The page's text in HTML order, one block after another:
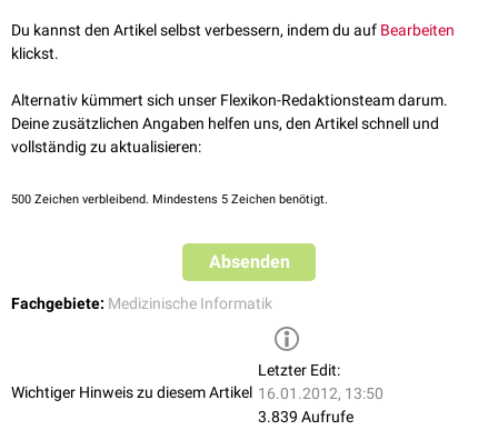
Du kannst den Artikel selbst verbessern, indem du auf Bearbeiten
klickst.
Alternativ kümmert sich unser Flexikon-Redaktionsteam darum.
Deine zusätzlichen Angaben helfen uns, den Artikel schnell und
vollständig zu aktualisieren:
500 Zeichen verbleibend. Mindestens 5 Zeichen benötigt.
Absenden
Fachgebiete: Medizinische Informatik
Wichtiger Hinweis zu diesem Artikel
Letzter Edit:
16.01.2012, 13:50
3.839 Aufrufe